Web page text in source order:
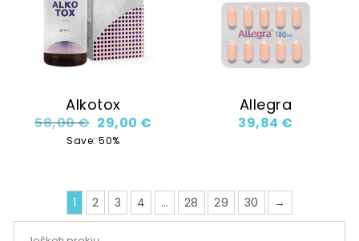
Alkotox
58,00€ Original price was: 58,00 €.
29,00 € Current price is: 29,00 €.
Save: 50%
Allegra
39,84 €
1 2 3 4 … 28 29 30 →